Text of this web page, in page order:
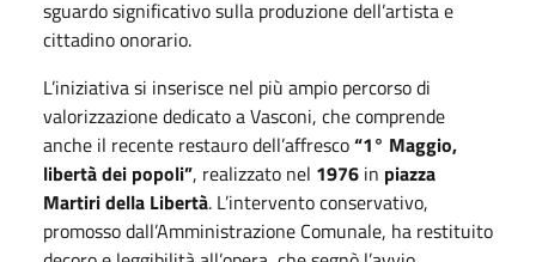
sguardo significativo sulla produzione dell’artista e
cittadino onorario.
L’iniziativa si inserisce nel più ampio percorso di
valorizzazione dedicato a Vasconi, che comprende
anche il recente restauro dell’affresco“1° Maggio,
libertà dei popoli”, realizzato nel 1976 in piazza
Martiri della Libertà. L’intervento conservativo,
promosso dall’Amministrazione Comunale, ha restituito